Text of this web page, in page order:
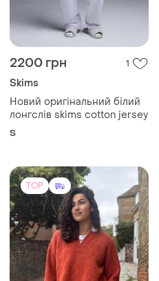
Новий оригінальний білий
лонгслів skims cotton jersey
S
TOP